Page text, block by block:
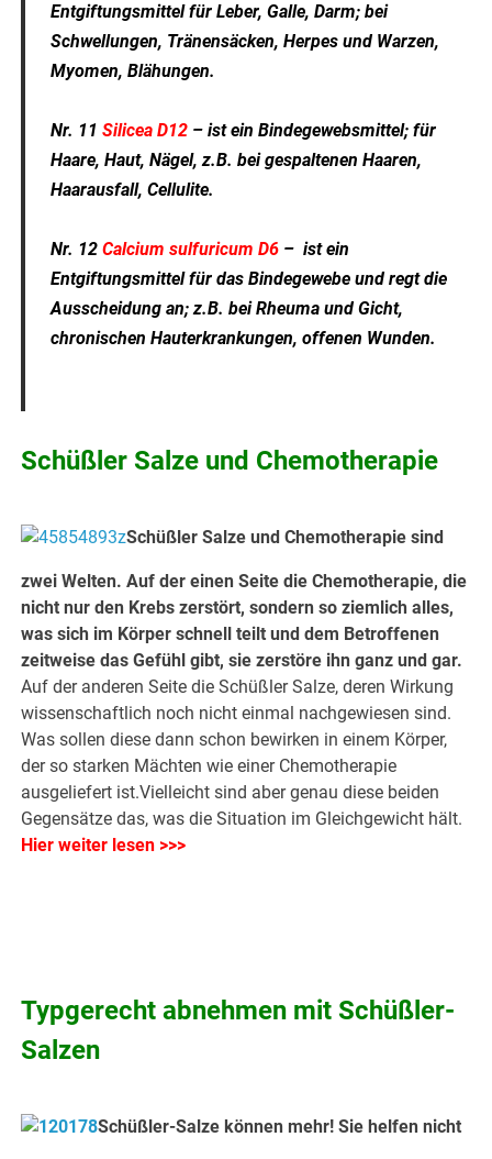
Entgiftungsmittel für Leber, Galle, Darm; bei
Schwellungen, Tränensäcken, Herpes und Warzen,
Myomen, Blähungen.
Nr. 11 Silicea D12– ist ein Bindegewebsmittel; für
Haare, Haut, Nägel, z.B. bei gespaltenen Haaren,
Haarausfall, Cellulite.
Nr. 12Calcium sulfuricum D6– ist ein
Entgiftungsmittel für das Bindegewebe und regt die
Ausscheidung an; z.B. bei Rheuma und Gicht,
chronischen Hauterkrankungen, offenen Wunden.
Schüßler Salze und Chemotherapie
Schüßler Salze und Chemotherapie sind
zwei Welten. Auf der einen Seite die Chemotherapie, die
nicht nur den Krebs zerstört, sondern so ziemlich alles,
was sich im Körper schnell teilt und dem Betroffenen
zeitweise das Gefühl gibt, sie zerstöre ihn ganz und gar.
Auf der anderen Seite die Schüßler Salze, deren Wirkung
wissenschaftlich noch nicht einmal nachgewiesen sind.
Was sollen diese dann schon bewirken in einem Körper,
der so starken Mächten wie einer Chemotherapie
ausgeliefert ist.Vielleicht sind aber genau diese beiden
Gegensätze das, was die Situation im Gleichgewicht hält.
Hier weiter lesen >>>
Typgerecht abnehmen mit Schüßler-
Salzen
Schüßler-Salze können mehr! Sie helfen nicht